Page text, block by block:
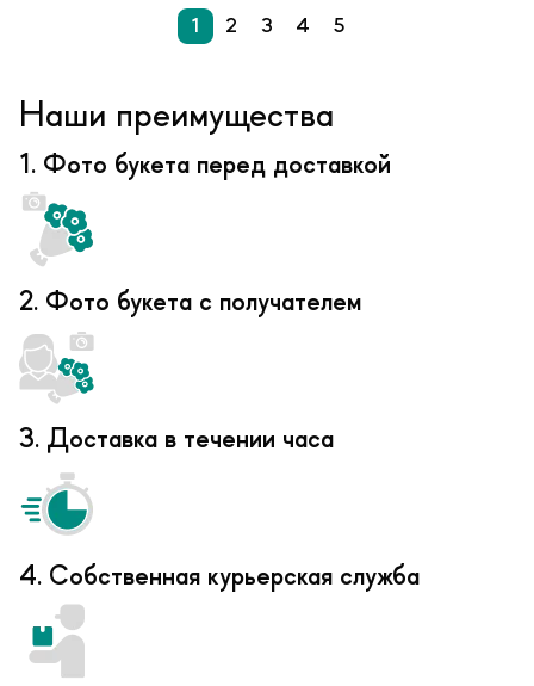
1 2 3 4 5
Наши преимущества
1. Фото букета перед доставкой
2. Фото букета с получателем
3. Доставка в течении часа
4. Собственная курьерская служба